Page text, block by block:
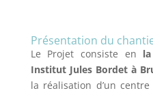
Présentation du
Le Projet consiste en
Institut Jules Bordet à
la réalisation d’un